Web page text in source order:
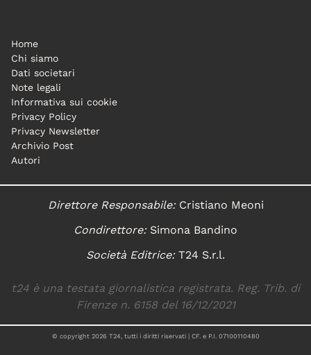
Home
Chi siamo
Dati societari
Note legali
Informativa sui cookie
Privacy Policy
Privacy Newsletter
Archivio Post
Autori
Direttore Responsabile:Cristiano Meoni
Condirettore:Simona Bandino
Società Editrice:T24 S.r.l.
t24 è una testata giornalistica registrata. Reg. Trib. di
Firenze n. 6158 del 16/12/2021
© copyright 2026 T24, tutti i diritti riservati | CF. e P.I. 07100110480